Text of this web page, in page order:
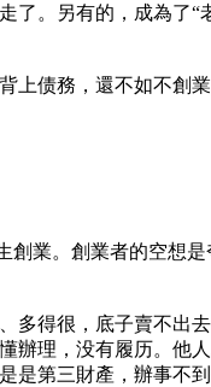
。另有的，成為了“
上债務，還不如不創
業。創業者的空想
得很，底子賣不出
辦理，没有履历。他
是第三財產，辦事不